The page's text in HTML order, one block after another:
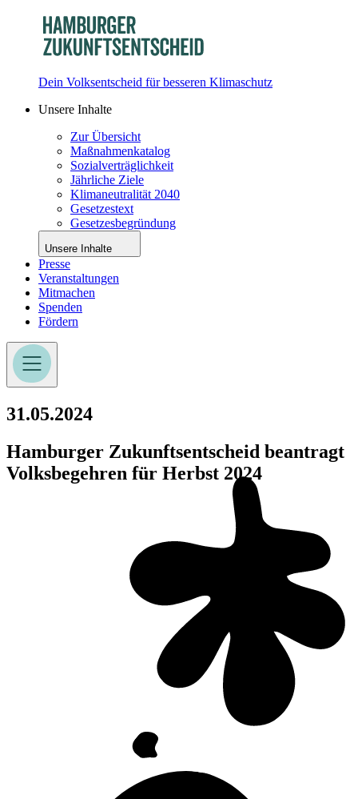
Dein Volksentscheid für besseren Klimaschutz
Unsere Inhalte
Zur Übersicht
Maßnahmenkatalog
Sozialverträglichkeit
Jährliche Ziele
Klimaneutralität 2040
Gesetzestext
Gesetzesbegründung
Unsere Inhalte
Presse
Veranstaltungen
Mitmachen
Spenden
Fördern
31.05.2024
Hamburger Zukunftsentscheid beantragt
Volksbegehren für Herbst 2024